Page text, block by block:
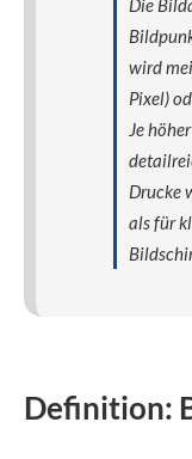
Die
wird
Pixel)
Je
Drucke
als für
Definition: